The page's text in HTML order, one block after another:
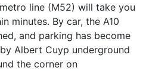
line (M52) will take you
minutes. By car, the A10
and parking has become
Albert Cuyp underground
the corner on